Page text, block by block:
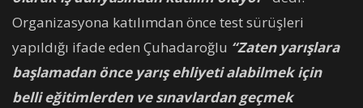
Organizasyona katılımdan önce test sürüşleri
yapıldığı ifade eden Çuhadaroğlu “Zaten yarışlara
başlamadan önce yarış ehliyeti alabilmek için
belli eğitimlerden ve sınavlardan geçmek